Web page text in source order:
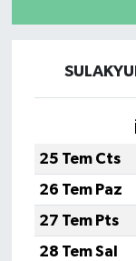
25 Tem Cts
26 Tem Paz
27 Tem Pts
28 Tem Sal